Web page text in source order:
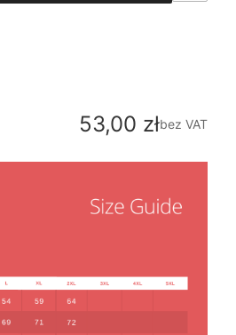
Cena
53,00 złbez VAT